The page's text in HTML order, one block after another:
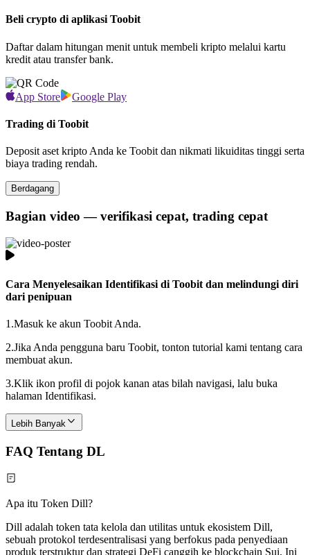
Beli crypto di aplikasi Toobit
Daftar dalam hitungan menit untuk membeli kripto melalui kartu
kredit atau transfer bank.
App Store Google Play
Trading di Toobit
Deposit aset kripto Anda ke Toobit dan nikmati likuiditas tinggi serta
biaya trading rendah.
Berdagang
Bagian video — verifikasi cepat, trading cepat
Cara Menyelesaikan Identifikasi di Toobit dan melindungi diri
dari penipuan
1.Masuk ke akun Toobit Anda.
2.Jika Anda pengguna baru Toobit, tonton tutorial kami tentang cara
membuat akun.
3.Klik ikon profil di pojok kanan atas bilah navigasi, lalu buka
halaman Identifikasi.
Lebih Banyak
FAQ Tentang DL
Apa itu Token Dill?
Dill adalah token tata kelola dan utilitas untuk ekosistem Dill,
sebuah protokol terdesentralisasi yang berfokus pada penyediaan
produk terstruktur dan strategi DeFi canggih ke blockchain Sui. Ini